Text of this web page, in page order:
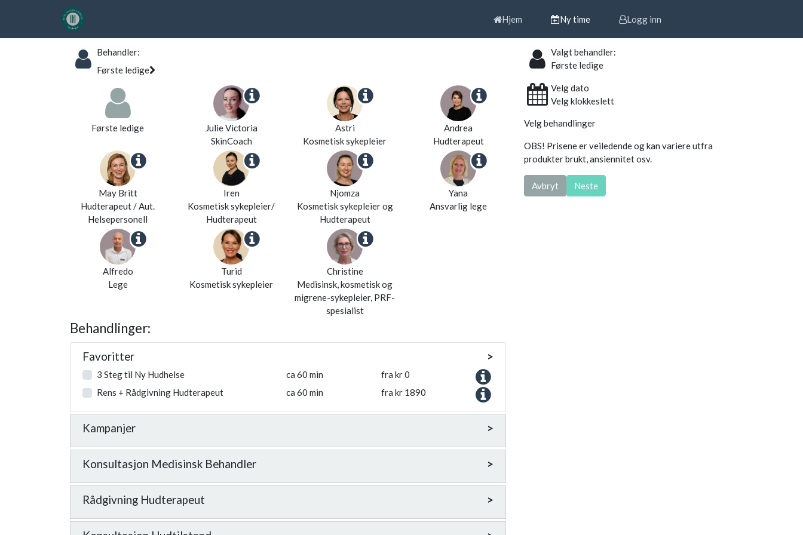
Hjem Ny time Logg inn
Behandler:
Første ledige
Første ledige
Julie Victoria
SkinCoach
Astri
Kosmetisk sykepleier
Andrea
Hudterapeut
May Britt
Hudterapeut / Aut.
Helsepersonell
Iren
Kosmetisk sykepleier/
Hudterapeut
Njomza
Kosmetisk sykepleier og
Hudterapeut
Yana
Ansvarlig lege
Alfredo
Lege
Turid
Kosmetisk sykepleier
Christine
Medisinsk, kosmetisk og
migrene-sykepleier, PRF-
spesialist
Behandlinger:
Favoritter >
3 Steg til Ny Hudhelse ca 60 min
fra kr 0
Rens + Rådgivning Hudterapeut
ca 60 min fra kr 1890
Kampanjer >
Konsultasjon Medisinsk Behandler >
Rådgivning Hudterapeut >
Valgt behandler:
Første ledige
Velg dato
Velg klokkeslett
Velg behandlinger
OBS! Prisene er veiledende og kan variere utfra
produkter brukt, ansiennitet osv.
Avbryt Neste